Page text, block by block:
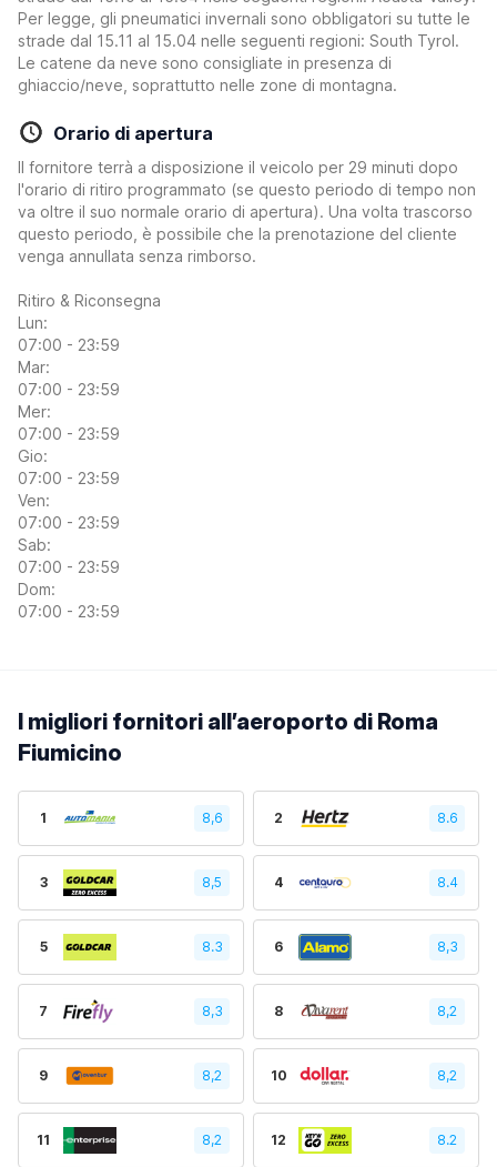
Per legge, gli pneumatici invernali sono obbligatori su tutte le
strade dal 15.11 al 15.04 nelle seguenti regioni: South Tyrol.
Le catene da neve sono consigliate in presenza di
ghiaccio/neve, soprattutto nelle zone di montagna.
Orario di apertura
Il fornitore terrà a disposizione il veicolo per 29 minuti dopo
l'orario di ritiro programmato (se questo periodo di tempo non
va oltre il suo normale orario di apertura). Una volta trascorso
questo periodo, è possibile che la prenotazione del cliente
venga annullata senza rimborso.
Ritiro & Riconsegna
Lun:
07:00 - 23:59
Mar:
07:00 - 23:59
Mer:
07:00 - 23:59
Gio:
07:00 - 23:59
Ven:
07:00 - 23:59
Sab:
07:00 - 23:59
Dom:
07:00 - 23:59
I migliori fornitori all’aeroporto di Roma
Fiumicino
1 8,6 2 8.6
3 8,5 4 8.4
5 8.3 6 8,3
7 8,3 8 8,2
9 8,2 10 8,2
11 8,2 12 8.2